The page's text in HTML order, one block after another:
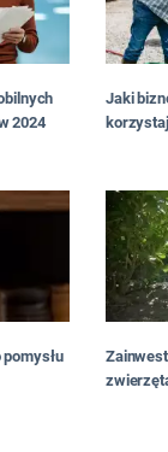
2024
Jaki